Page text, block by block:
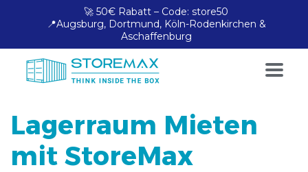
🚀 50€ Rabatt – Code: store50
📍Augsburg, Dortmund, Köln-Rodenkirchen &
Aschaffenburg
Lagerraum Mieten
mit StoreMax